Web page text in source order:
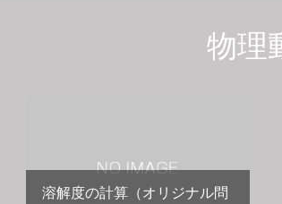
物理
溶解度の計算（オリジナル問